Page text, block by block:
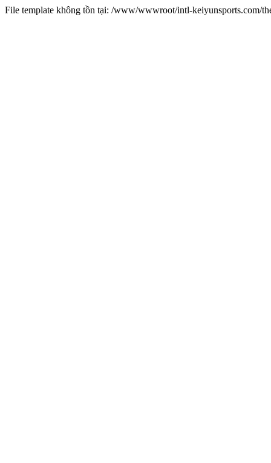
File template không tồn tại: /www/wwwroot/intl-keiyunsports.com/